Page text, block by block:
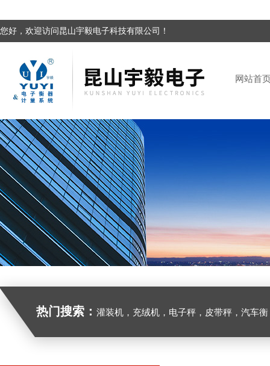
您好，欢迎访问昆山宇毅电子科技有限公司！
网站首
热门搜索： 灌装机，充绒机，电子秤，皮带秤，汽车